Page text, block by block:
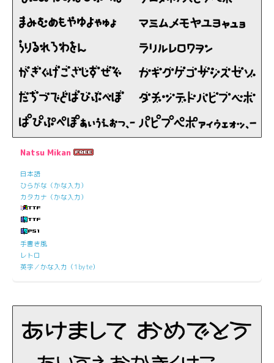
Natsu Mikan
日本語
ひらがな（かな入力）
カタカナ（かな入力）
手書き風
レトロ
英字／かな入力（1byte）